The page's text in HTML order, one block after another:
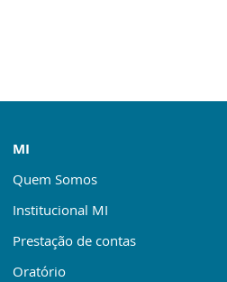
MI
Quem Somos
Institucional MI
Prestação de contas
Oratório